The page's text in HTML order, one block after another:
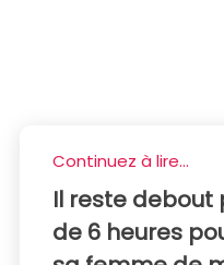
Continuez à lire...
Il reste debout
de 6 heures